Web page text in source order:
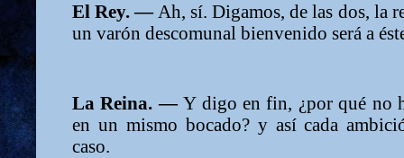
El Rey. — Ah, sí. Digamos, de las dos, la
un varón descomunal bienvenido será a
La Reina. —Y digo en fin, ¿por qué no
en un mismo bocado? y así cada
caso.